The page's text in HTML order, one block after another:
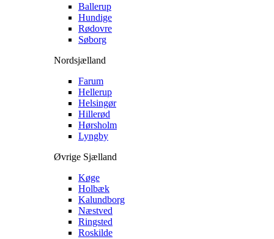
Ballerup
Hundige
Rødovre
Søborg
Nordsjælland
Farum
Hellerup
Helsingør
Hillerød
Hørsholm
Lyngby
Øvrige Sjælland
Køge
Holbæk
Kalundborg
Næstved
Ringsted
Roskilde